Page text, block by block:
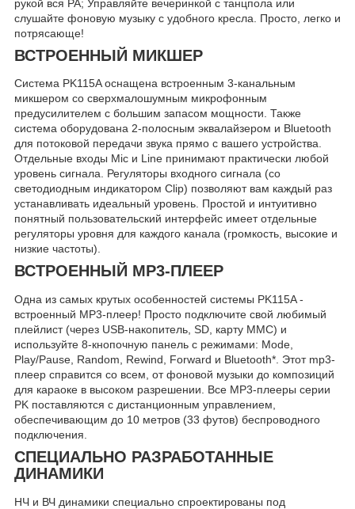
рукой вся PA; Управляйте вечеринкой с танцпола или
слушайте фоновую музыку с удобного кресла. Просто, легко и
потрясающе!
ВСТРОЕННЫЙ МИКШЕР
Система PK115A оснащена встроенным 3-канальным
микшером со сверхмалошумным микрофонным
предусилителем с большим запасом мощности. Также
система оборудована 2-полосным эквалайзером и Bluetooth
для потоковой передачи звука прямо с вашего устройства.
Отдельные входы Mic и Line принимают практически любой
уровень сигнала. Регуляторы входного сигнала (со
светодиодным индикатором Clip) позволяют вам каждый раз
устанавливать идеальный уровень. Простой и интуитивно
понятный пользовательский интерфейс имеет отдельные
регуляторы уровня для каждого канала (громкость, высокие и
низкие частоты).
ВСТРОЕННЫЙ MP3-ПЛЕЕР
Одна из самых крутых особенностей системы PK115A -
встроенный MP3-плеер! Просто подключите свой любимый
плейлист (через USB-накопитель, SD, карту MMC) и
используйте 8-кнопочную панель с режимами: Mode,
Play/Pause, Random, Rewind, Forward и Bluetooth*. Этот mp3-
плеер справится со всем, от фоновой музыки до композиций
для караоке в высоком разрешении. Все MP3-плееры серии
PK поставляются с дистанционным управлением,
обеспечивающим до 10 метров (33 футов) беспроводного
подключения.
СПЕЦИАЛЬНО РАЗРАБОТАННЫЕ
ДИНАМИКИ
НЧ и ВЧ динамики специально спроектированы под